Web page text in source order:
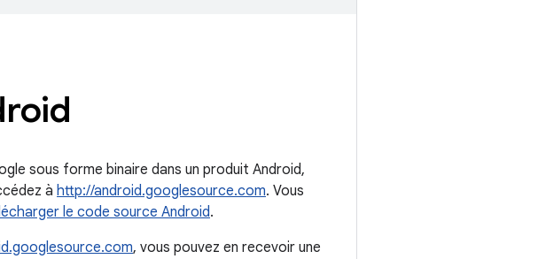
sous forme binaire dans un produit Android,
à http://android.googlesource.com. Vous
le code source Android.
, vous pouvez en recevoir une